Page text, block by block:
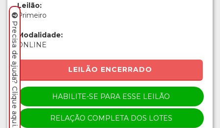
Leilão:
Primeiro
Modalidade:
ONLINE
LEILÃO ENCERRADO
HABILITE-SE PARA ESSE LEILÃO
RELAÇÃO COMPLETA DOS LOTES
Precisa de ajuda? Clique aqui.